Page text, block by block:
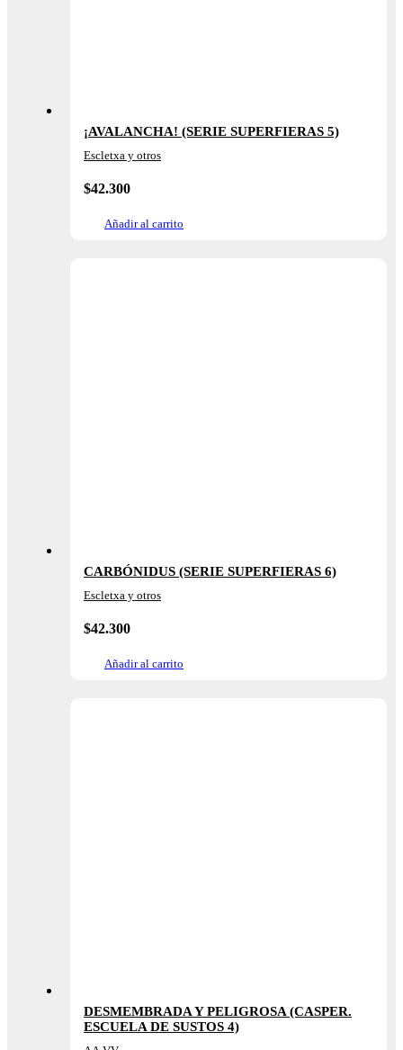
¡AVALANCHA! (SERIE SUPERFIERAS 5)
Escletxa y otros
$42.300
Añadir al carrito
CARBÓNIDUS (SERIE SUPERFIERAS 6)
Escletxa y otros
$42.300
Añadir al carrito
DESMEMBRADA Y PELIGROSA (CASPER.
ESCUELA DE SUSTOS 4)